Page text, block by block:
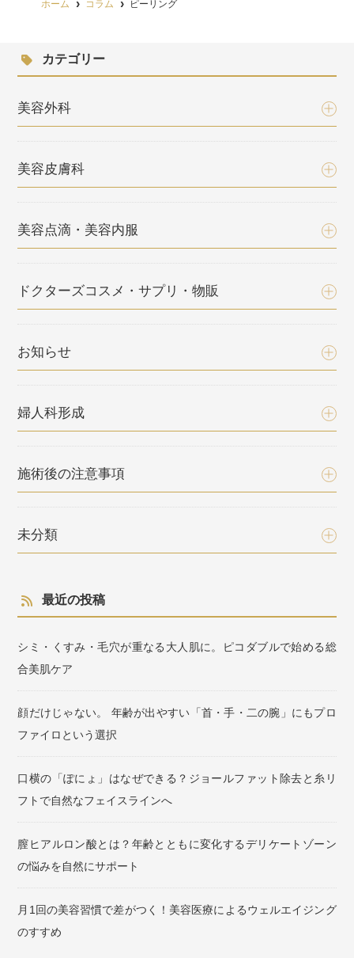
ホーム コラム ピーリング
カテゴリー
美容外科
美容皮膚科
美容点滴・美容内服
ドクターズコスメ・サプリ・物販
お知らせ
婦人科形成
施術後の注意事項
未分類
最近の投稿
シミ・くすみ・毛穴が重なる大人肌に。ピコダブルで始める総
合美肌ケア
顔だけじゃない。 年齢が出やすい「首・手・二の腕」にもプロ
ファイロという選択
口横の「ぽにょ」はなぜできる？ジョールファット除去と糸リ
フトで自然なフェイスラインへ
膣ヒアルロン酸とは？年齢とともに変化するデリケートゾーン
の悩みを自然にサポート
月1回の美容習慣で差がつく！美容医療によるウェルエイジング
のすすめ